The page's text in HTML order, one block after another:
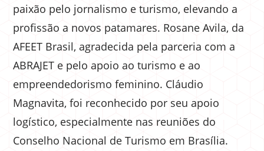
paixão pelo jornalismo e turismo, elevando a
profissão a novos patamares. Rosane Avila, da
AFEET Brasil, agradecida pela parceria com a
ABRAJET e pelo apoio ao turismo e ao
empreendedorismo feminino. Cláudio
Magnavita, foi reconhecido por seu apoio
logístico, especialmente nas reuniões do
Conselho Nacional de Turismo em Brasília.